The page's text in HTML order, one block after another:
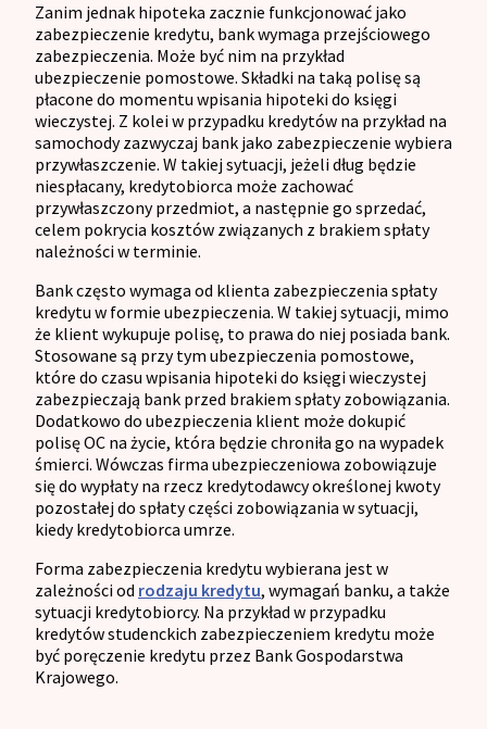
Zanim jednak hipoteka zacznie funkcjonować jako
zabezpieczenie kredytu, bank wymaga przejściowego
zabezpieczenia. Może być nim na przykład
ubezpieczenie pomostowe. Składki na taką polisę są
płacone do momentu wpisania hipoteki do księgi
wieczystej. Z kolei w przypadku kredytów na przykład na
samochody zazwyczaj bank jako zabezpieczenie wybiera
przywłaszczenie. W takiej sytuacji, jeżeli dług będzie
niespłacany, kredytobiorca może zachować
przywłaszczony przedmiot, a następnie go sprzedać,
celem pokrycia kosztów związanych z brakiem spłaty
należności w terminie.
Bank często wymaga od klienta zabezpieczenia spłaty
kredytu w formie ubezpieczenia. W takiej sytuacji, mimo
że klient wykupuje polisę, to prawa do niej posiada bank.
Stosowane są przy tym ubezpieczenia pomostowe,
które do czasu wpisania hipoteki do księgi wieczystej
zabezpieczają bank przed brakiem spłaty zobowiązania.
Dodatkowo do ubezpieczenia klient może dokupić
polisę OC na życie, która będzie chroniła go na wypadek
śmierci. Wówczas firma ubezpieczeniowa zobowiązuje
się do wypłaty na rzecz kredytodawcy określonej kwoty
pozostałej do spłaty części zobowiązania w sytuacji,
kiedy kredytobiorca umrze.
Forma zabezpieczenia kredytu wybierana jest w
zależności od rodzaju kredytu, wymagań banku, a także
sytuacji kredytobiorcy. Na przykład w przypadku
kredytów studenckich zabezpieczeniem kredytu może
być poręczenie kredytu przez Bank Gospodarstwa
Krajowego.